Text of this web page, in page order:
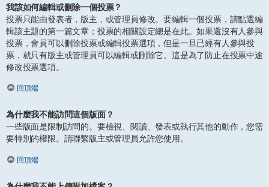
我該如何編輯或刪除一個投票？
投票只能由發表者，版主，或管理員修改。要編輯一個投票，請點選編
輯該主題的第一篇文章；投票的相關設定總是在此。如果還沒有人參與
投票，會員可以刪除投票或編輯投票選項，但是一旦已經有人參與投
票，就只有版主或管理員可以編輯或刪除它。這是為了防止在投票中途
修改投票選項。
回頂端
為什麼我不能訪問這個版面？
一些版面是限制訪問的。要檢視、閱讀、發表或執行其他的動作，您需
要特別的權限。請聯繫版主或管理員允許您使用。
回頂端